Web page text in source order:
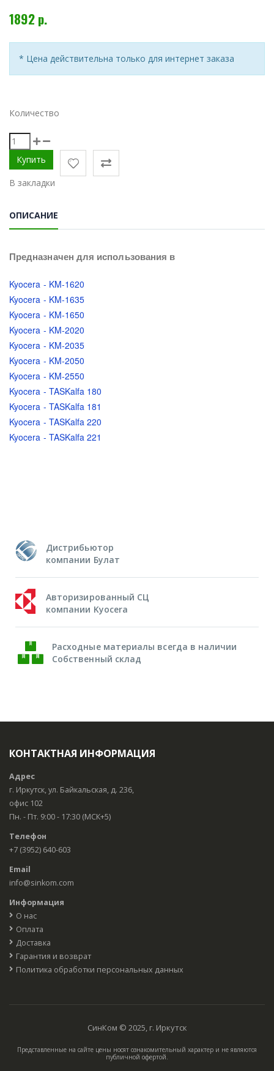
1892 р.
* Цена действительна только для интернет заказа
Количество
В закладки
ОПИСАНИЕ
Предназначен для использования в
Kyocera - KM-1620
Kyocera - KM-1635
Kyocera - KM-1650
Kyocera - KM-2020
Kyocera - KM-2035
Kyocera - KM-2050
Kyocera - KM-2550
Kyocera - TASKalfa 180
Kyocera - TASKalfa 181
Kyocera - TASKalfa 220
Kyocera - TASKalfa 221
Дистрибьютор
компании Булат
Авторизированный СЦ
компании Kyocera
Расходные материалы всегда в наличии
Собственный склад
КОНТАКТНАЯ ИНФОРМАЦИЯ
Адрес
г. Иркутск, ул. Байкальская, д. 236,
офис 102
Пн. - Пт. 9:00 - 17:30 (МСК+5)
Телефон
+7 (3952) 640-603
Email
info@sinkom.com
Информация
О нас
Оплата
Доставка
Гарантия и возврат
Политика обработки персональных данных
СинКом © 2025, г. Иркутск
Представленные на сайте цены носят ознакомительный характер и не являются
публичной офертой.